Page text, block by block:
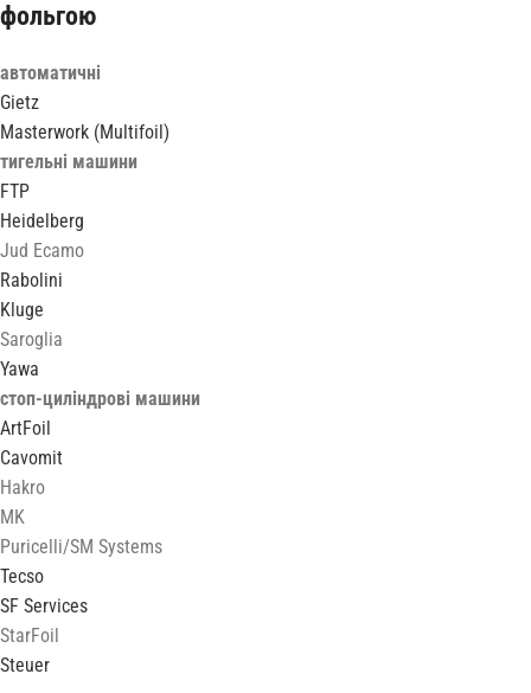
фольгою
автоматичні
Gietz
Masterwork (Multifoil)
тигельні машини
FTP
Heidelberg
Jud Ecamo
Rabolini
Kluge
Saroglia
Yawa
стоп-циліндрові машини
ArtFoil
Cavomit
Hakro
MK
Puricelli/SM Systems
Tecso
SF Services
StarFoil
Steuer